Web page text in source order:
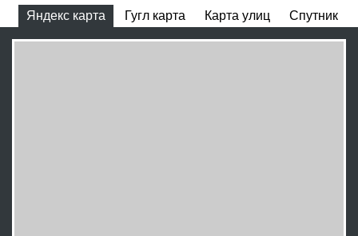
Яндекс карта Гугл карта Карта улиц Спутник